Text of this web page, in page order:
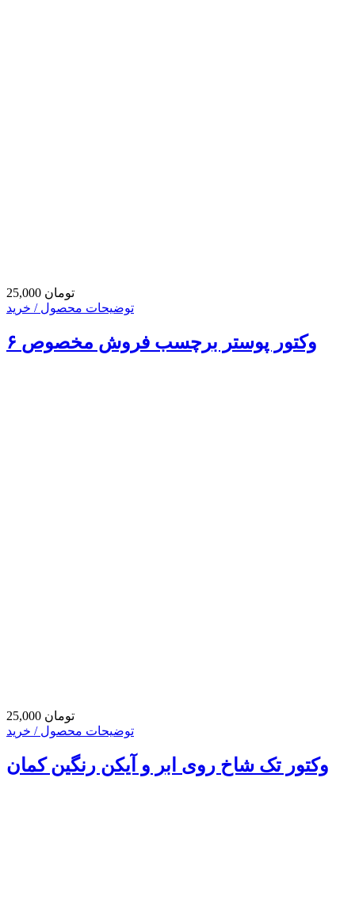
25,000 تومان
توضیحات محصول / خرید
۶ وکتور پوستر برچسب فروش مخصوص
25,000 تومان
توضیحات محصول / خرید
وکتور تک شاخ روی ابر و آیکن رنگین کمان